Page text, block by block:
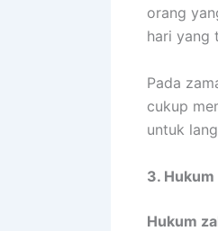
orang
hari yang
Pada
cukup
untuk
3. Hukum
Hukum